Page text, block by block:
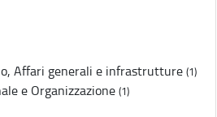
Affari generali e infrastrutture (1)
e Organizzazione (1)